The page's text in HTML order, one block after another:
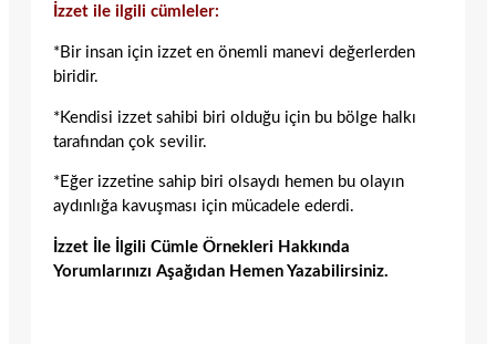
İzzet ile ilgili cümleler:
*Bir insan için izzet en önemli manevi değerlerden
biridir.
*Kendisi izzet sahibi biri olduğu için bu bölge halkı
tarafından çok sevilir.
*Eğer izzetine sahip biri olsaydı hemen bu olayın
aydınlığa kavuşması için mücadele ederdi.
İzzet İle İlgili Cümle Örnekleri Hakkında
Yorumlarınızı Aşağıdan Hemen Yazabilirsiniz.